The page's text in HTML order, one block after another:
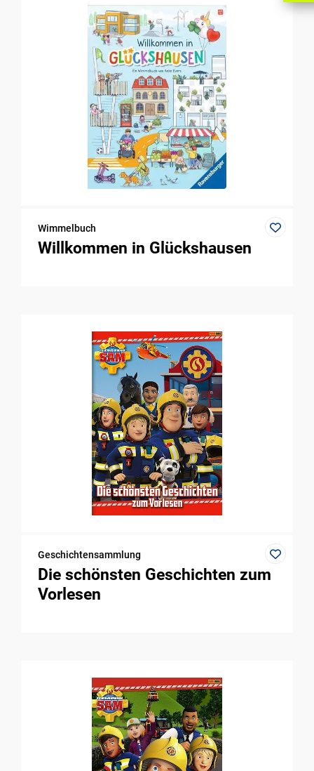
Wimmelbuch
Willkommen in Glückshausen
Geschichtensammlung
Die schönsten Geschichten zum
Vorlesen